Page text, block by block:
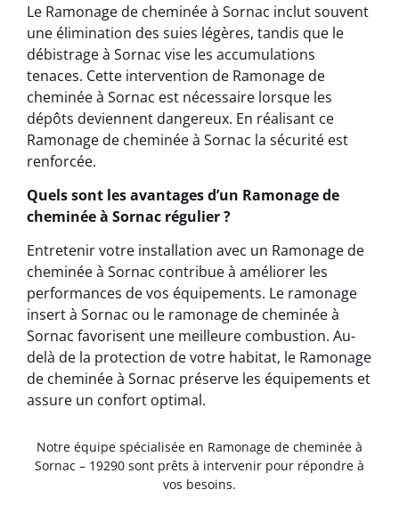
Le Ramonage de cheminée à Sornac inclut souvent
une élimination des suies légères, tandis que le
débistrage à Sornac vise les accumulations
tenaces. Cette intervention de Ramonage de
cheminée à Sornac est nécessaire lorsque les
dépôts deviennent dangereux. En réalisant ce
Ramonage de cheminée à Sornac la sécurité est
renforcée.
Quels sont les avantages d’un Ramonage de
cheminée à Sornac régulier ?
Entretenir votre installation avec un Ramonage de
cheminée à Sornac contribue à améliorer les
performances de vos équipements. Le ramonage
insert à Sornac ou le ramonage de cheminée à
Sornac favorisent une meilleure combustion. Au-
delà de la protection de votre habitat, le Ramonage
de cheminée à Sornac préserve les équipements et
assure un confort optimal.
Notre équipe spécialisée en Ramonage de cheminée à
Sornac – 19290 sont prêts à intervenir pour répondre à
vos besoins.